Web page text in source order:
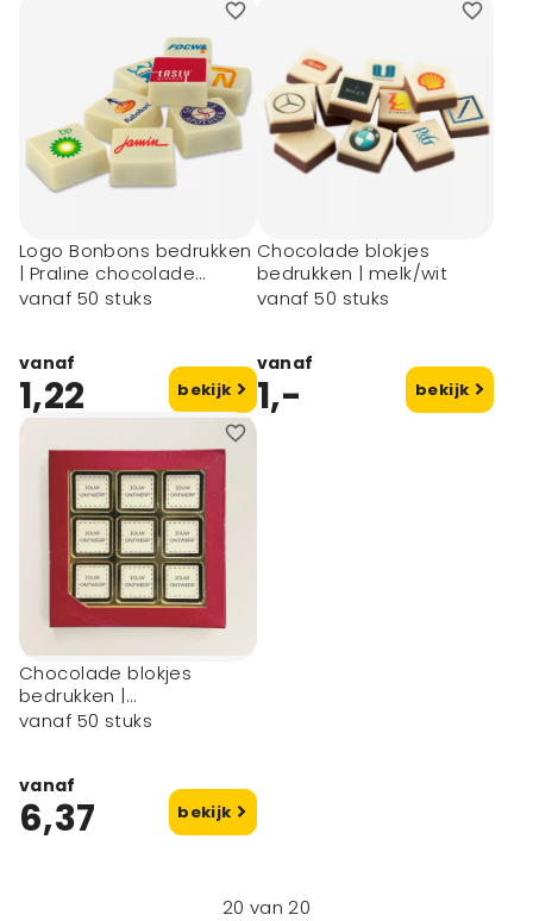
Logo Bonbons bedrukken
| Praline chocolade
blokjes
vanaf 50 stuks
vanaf
1,22 bekijk
Chocolade blokjes
bedrukken | melk/wit
vanaf 50 stuks
vanaf
1,- bekijk
Chocolade blokjes
bedrukken |
geschenkdoos
vanaf 50 stuks
vanaf
6,37 bekijk
20 van 20